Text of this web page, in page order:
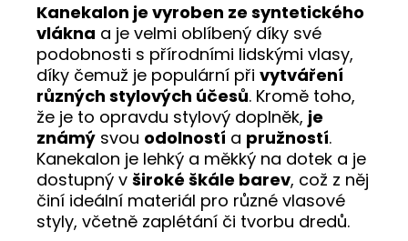
Kanekalon je vyroben ze syntetického
vlákna a je velmi oblíbený díky své
podobnosti s přírodními lidskými vlasy,
díky čemuž je populární při vytváření
různých stylových účesů. Kromě toho,
že je to opravdu stylový doplněk, je
známý svou odolností a pružností.
Kanekalon je lehký a měkký na dotek a je
dostupný v široké škále barev, což z něj
činí ideální materiál pro různé vlasové
styly, včetně zaplétání či tvorbu dredů.